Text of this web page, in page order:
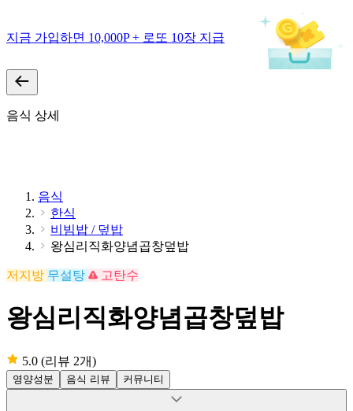
지금 가입하면 10,000P + 로또 10장 지급
음식 상세
음식
한식
비빔밥 / 덮밥
왕심리직화양념곱창덮밥
저지방 무설탕 고탄수
왕심리직화양념곱창덮밥
5.0 (리뷰 2개)
영양성분 음식 리뷰 커뮤니티